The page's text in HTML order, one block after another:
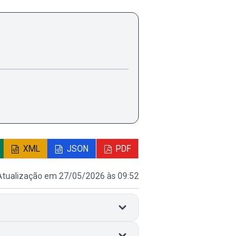
XML JSON PDF
em 27/05/2026 às 09:52